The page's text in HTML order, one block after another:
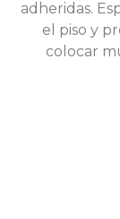
adheridas.
el piso y
colocar